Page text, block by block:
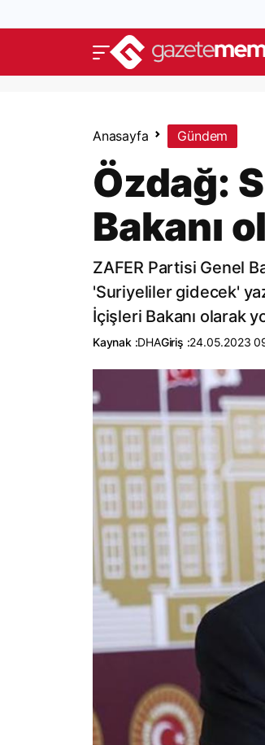
Anasayfa Gündem
Özdağ:
Bakanı
ZAFER Partisi Genel
'Suriyeliler gidecek'
İçişleri Bakanı olarak
Kaynak :DHAGiriş :24.05.2023